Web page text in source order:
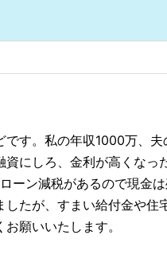
す。私の年収1000万、
にしろ、金利が高くなっ
ーン減税があるので現金
たが、すまい給付金や住
願いいたします。